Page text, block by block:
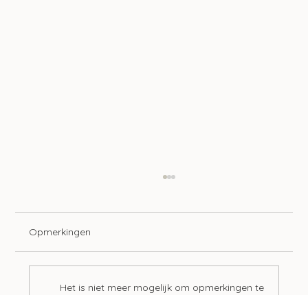
Opmerkingen
Het is niet meer mogelijk om opmerkingen te